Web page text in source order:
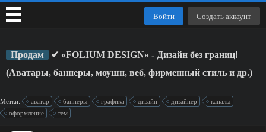
Продам
✔ «FOLIUM DESIGN» - Дизайн без границ!
(Аватары, баннеры, моушн, веб, фирменный стиль и др.)
Метки: аватар баннеры графика дизайн дизайнер
каналы
оформление
тем
Войти Создать аккаунт